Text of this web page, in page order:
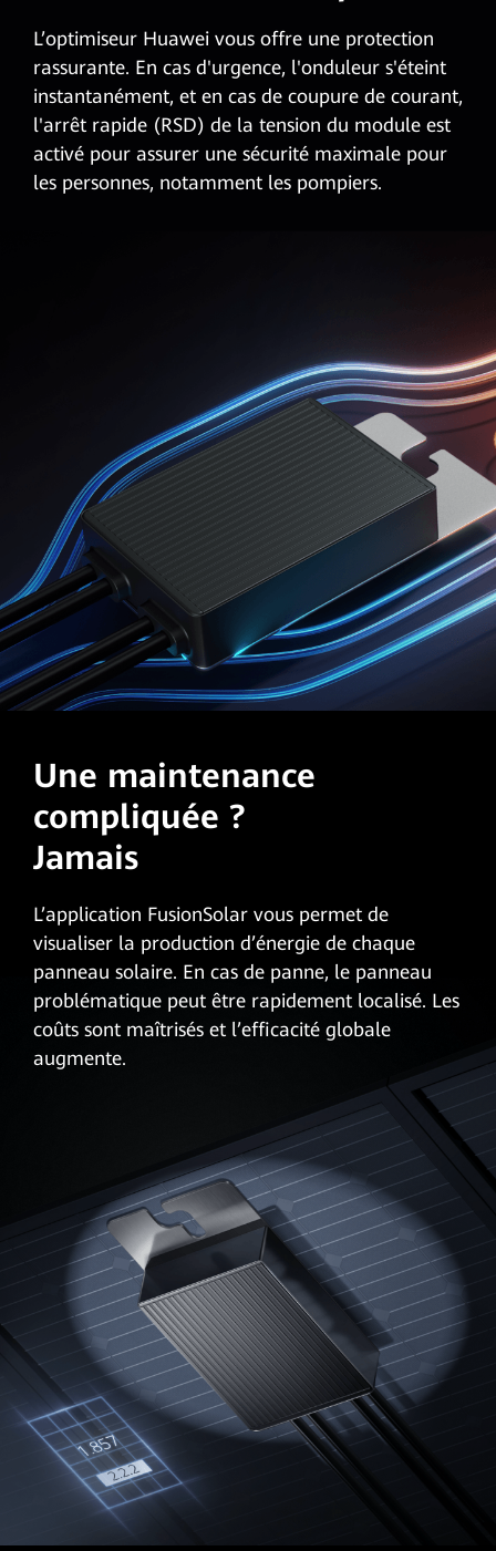
L’optimiseur Huawei vous offre une protection
rassurante. En cas d'urgence, l'onduleur s'éteint
instantanément, et en cas de coupure de courant,
l'arrêt rapide (RSD) de la tension du module est
activé pour assurer une sécurité maximale pour
les personnes, notamment les pompiers.
Une maintenance
compliquée ?
Jamais
L’application FusionSolar vous permet de
visualiser la production d’énergie de chaque
panneau solaire. En cas de panne, le panneau
problématique peut être rapidement localisé. Les
coûts sont maîtrisés et l’efficacité globale
augmente.